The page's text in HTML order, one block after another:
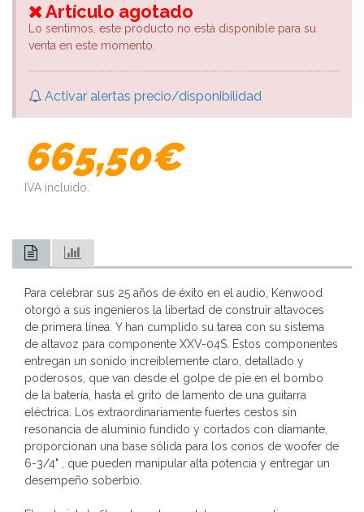
Artículo agotado
Lo sentimos, este producto no está disponible para su
venta en este momento.
Activar alertas precio/disponibilidad
665,50€
IVA incluido.
Para celebrar sus 25 años de éxito en el audio, Kenwood
otorgó a sus ingenieros la libertad de construir altavoces
de primera línea. Y han cumplido su tarea con su sistema
de altavoz para componente XXV-04S. Estos componentes
entregan un sonido increíblemente claro, detallado y
poderosos, que van desde el golpe de pie en el bombo
de la batería, hasta el grito de lamento de una guitarra
eléctrica. Los extraordinariamente fuertes cestos sin
resonancia de aluminio fundido y cortados con diamante,
proporcionan una base sólida para los conos de woofer de
6-3/4" , que pueden manipular alta potencia y entregar un
desempeño soberbio.